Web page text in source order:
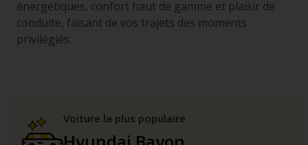
énergétiques, confort haut de gamme et plaisir de
conduite, faisant de vos trajets des moments
privilégiés.
Voiture la plus populaire